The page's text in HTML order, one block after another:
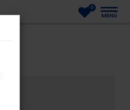
0
MENÜ